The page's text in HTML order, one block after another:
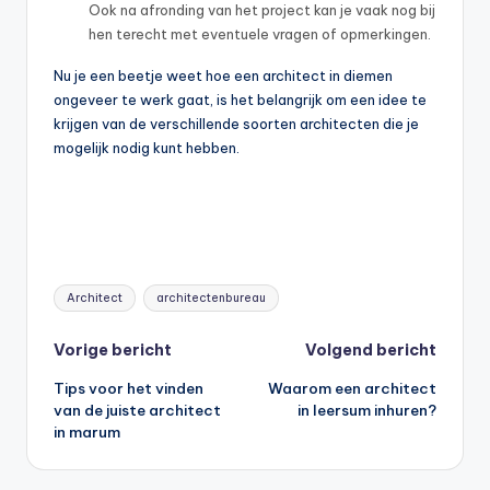
Ook na afronding van het project kan je vaak nog bij
hen terecht met eventuele vragen of opmerkingen.
Nu je een beetje weet hoe een architect in diemen
ongeveer te werk gaat, is het belangrijk om een idee te
krijgen van de verschillende soorten architecten die je
mogelijk nodig kunt hebben.
Tags:
Architect architectenbureau
Bericht
navigatie
Vorige bericht
Tips voor het vinden
van de juiste architect
in marum
Volgend bericht
Waarom een architect
in leersum inhuren?